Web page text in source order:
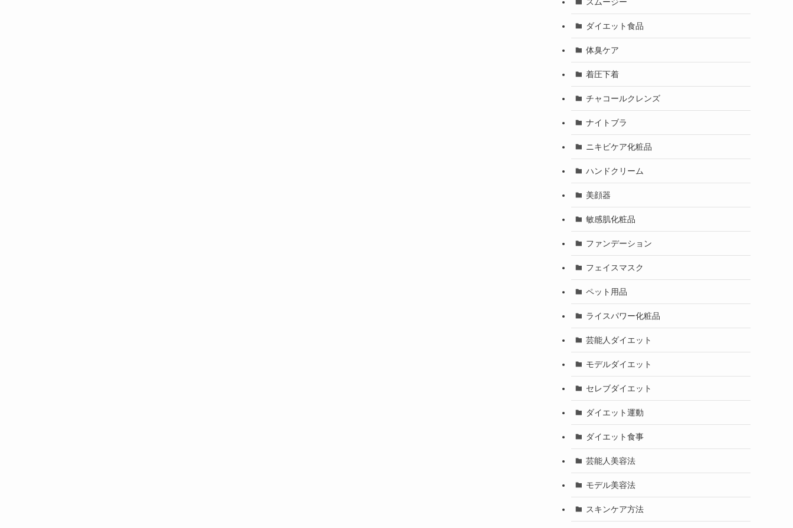
ダイエット食品
体臭ケア
着圧下着
チャコールクレンズ
ナイトブラ
ニキビケア化粧品
ハンドクリーム
美顔器
敏感肌化粧品
ファンデーション
フェイスマスク
ペット用品
ライスパワー化粧品
芸能人ダイエット
モデルダイエット
セレブダイエット
ダイエット運動
ダイエット食事
芸能人美容法
モデル美容法
スキンケア方法